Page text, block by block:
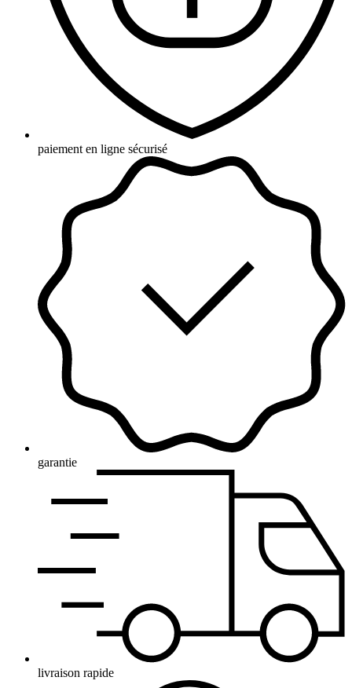
paiement en ligne sécurisé
garantie
livraison rapide